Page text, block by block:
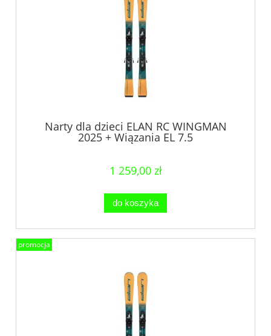
Narty dla dzieci ELAN RC WINGMAN
2025 + Wiązania EL 7.5
1 259,00 zł
do koszyka
promocja